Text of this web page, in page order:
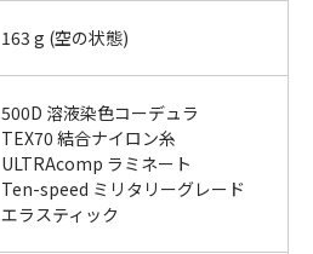
163 g (空の状態)
500D 溶液染色コーデュラ
TEX70 結合ナイロン糸
ULTRAcomp ラミネート
Ten-speed ミリタリーグレード
エラスティック